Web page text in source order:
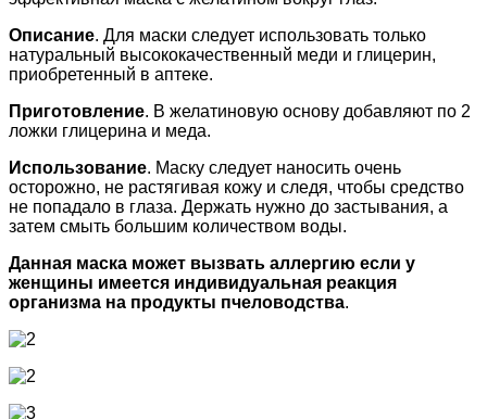
Описание. Для маски следует использовать только
натуральный высококачественный меди и глицерин,
приобретенный в аптеке.
Приготовление. В желатиновую основу добавляют по 2
ложки глицерина и меда.
Использование. Маску следует наносить очень
осторожно, не растягивая кожу и следя, чтобы средство
не попадало в глаза. Держать нужно до застывания, а
затем смыть большим количеством воды.
Данная маска может вызвать аллергию если у
женщины имеется индивидуальная реакция
организма на продукты пчеловодства.